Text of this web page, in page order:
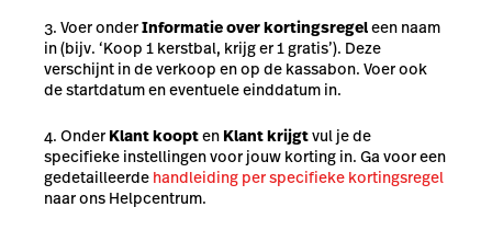
Voer onderInformatie over kortingsregeleen naam
in (bijv. ‘Koop 1 kerstbal, krijg er 1 gratis’). Deze
verschijnt in de verkoop en op de kassabon. Voer ook
de startdatum en eventuele einddatum in.
Onder Klant koopten Klant krijgtvul je de
specifieke instellingen voor jouw korting in. Ga voor een
gedetailleerde handleiding per specifieke kortingsregel
naar ons Helpcentrum.